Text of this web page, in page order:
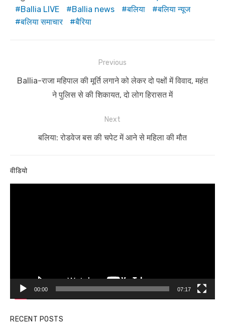
Ballia LIVE
Ballia news बलिया
बलिया न्यूज
बलिया समाचार
बैरिया
navigation
Previous
Previous
Ballia-राजा महिपाल की मूर्ति लगाने को लेकर दो पक्षों में विवाद, महंत
ने पुलिस से की शिकायत, दो लोग हिरासत में
Next
Next
बलिया: रोडवेज बस की चपेट में आने से महिला की मौत
वीडियो
00:00 07:17
RECENT POSTS